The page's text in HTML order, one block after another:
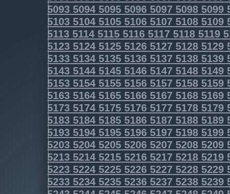
5093 5094 5095 5096 5097 5098 5099
5103 5104 5105 5106 5107 5108 5109
5113 5114 5115 5116 5117 5118 5119
5123 5124 5125 5126 5127 5128 5129
5133 5134 5135 5136 5137 5138 5139
5143 5144 5145 5146 5147 5148 5149
5153 5154 5155 5156 5157 5158 5159
5163 5164 5165 5166 5167 5168 5169
5173 5174 5175 5176 5177 5178 5179
5183 5184 5185 5186 5187 5188 5189
5193 5194 5195 5196 5197 5198 5199
5203 5204 5205 5206 5207 5208 5209
5213 5214 5215 5216 5217 5218 5219
5223 5224 5225 5226 5227 5228 5229
5233 5234 5235 5236 5237 5238 5239